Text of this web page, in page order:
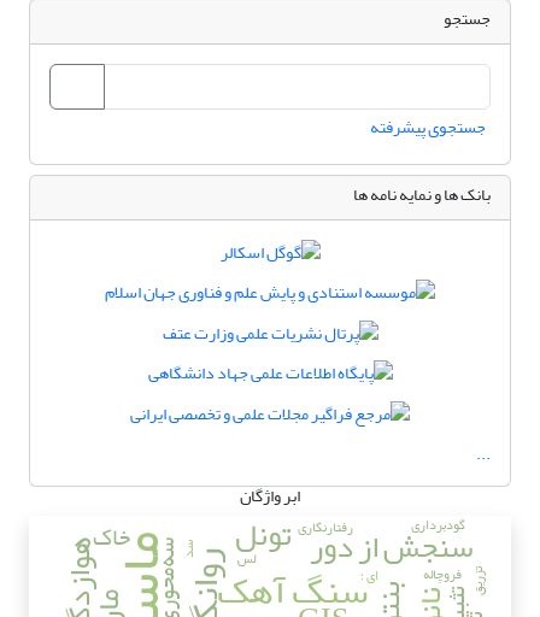
جستجو
جستجوی پیشرفته
بانک ها و نمایه نامه ها
...
ابر واژگان
ماسه سنگ آهک هوازدگی سنجش از دور تونل خاک سه‌محوریسد
تزریق
رفتارنگاری گودبرداری
ای ؛ فروچاله
لس